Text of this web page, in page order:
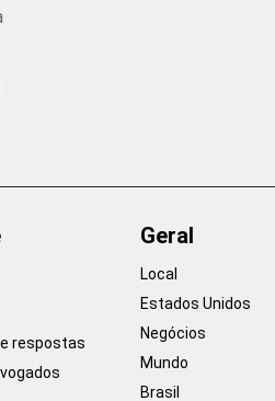
respostas
Geral
Local
Estados Unidos
Negócios
Mundo
Brasil